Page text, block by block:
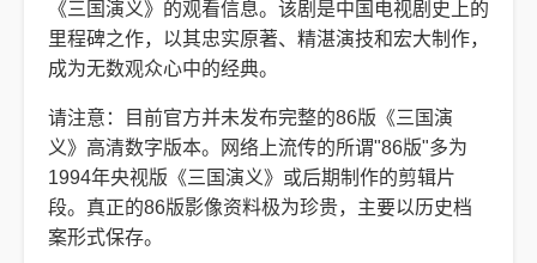
《三国演义》的观看信息。该剧是中国电视剧史上的
里程碑之作，以其忠实原著、精湛演技和宏大制作，
成为无数观众心中的经典。
请注意：目前官方并未发布完整的86版《三国演
义》高清数字版本。网络上流传的所谓"86版"多为
1994年央视版《三国演义》或后期制作的剪辑片
段。真正的86版影像资料极为珍贵，主要以历史档
案形式保存。